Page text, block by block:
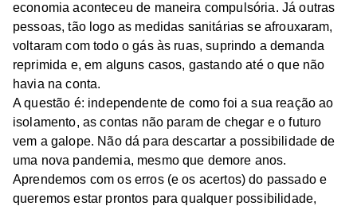
economia aconteceu de maneira compulsória. Já outras
pessoas, tão logo as medidas sanitárias se afrouxaram,
voltaram com todo o gás às ruas, suprindo a demanda
reprimida e, em alguns casos, gastando até o que não
havia na conta.
A questão é: independente de como foi a sua reação ao
isolamento, as contas não param de chegar e o futuro
vem a galope. Não dá para descartar a possibilidade de
uma nova pandemia, mesmo que demore anos.
Aprendemos com os erros (e os acertos) do passado e
queremos estar prontos para qualquer possibilidade,